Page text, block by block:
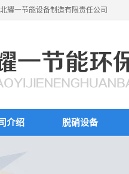
耀一节能设备制造有限责任公司
介绍 脱硝设备